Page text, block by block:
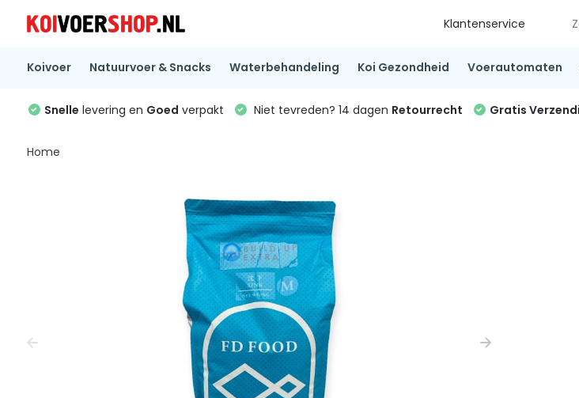
Klantenservice
Koivoer Natuurvoer & Snacks Waterbehandeling Koi Gezondheid Voerautomaten
Snelle levering en Goed verpakt Niet tevreden? 14 dagen Retourrecht Gratis
Home